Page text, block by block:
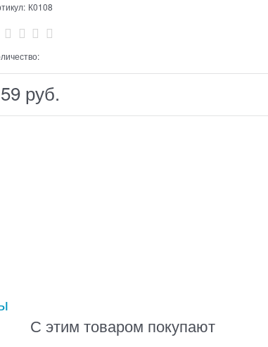
К0108
руб.
С этим товаром покупают